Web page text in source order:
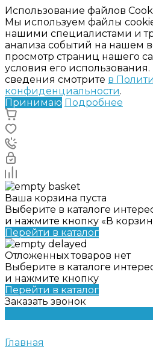
Использование файлов
Мы используем файлы
нашими специалистами и
анализа событий на нашем
просмотр страниц нашего
условия его
сведения смотрите в
конфиденциальности.
Принимаю Подробнее
Ваша корзина пуста
Выберите в каталоге
и нажмите кнопку «В
Перейти в каталог
Отложенных товаров нет
Выберите в каталоге
и нажмите кнопку
Перейти в каталог
Заказать звонок
Главная